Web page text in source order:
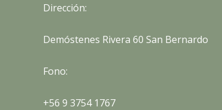
Dirección:
Demóstenes Rivera 60 San Bernardo
Fono:
+56 9 3754 1767